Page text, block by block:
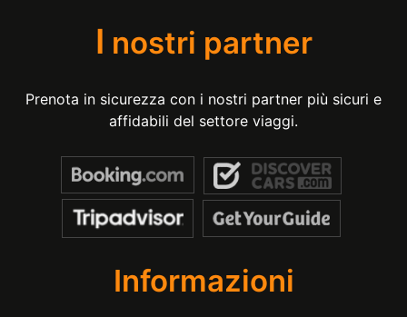
I nostri partner
Prenota in sicurezza con i nostri partner più sicuri e
affidabili del settore viaggi.
Informazioni